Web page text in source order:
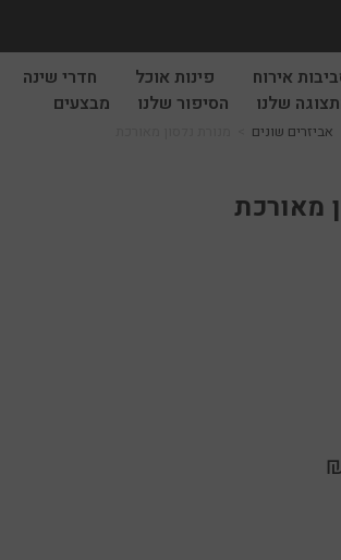
אירוח פינות אוכל חדרי שינה
שלנו
הסיפור שלנו מבצעים
אביזרים שונים
מאורכת